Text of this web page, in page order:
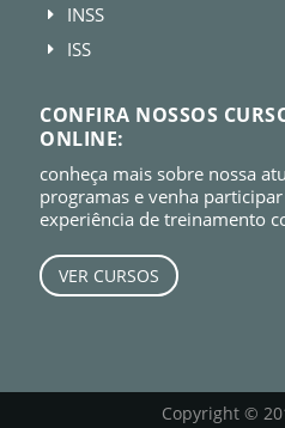
E INSS
E ISS
CONFIRA NOSSOS
ONLINE:
conheça mais sobre nossa
programas e venha
experiência de treinamento
VER CURSOS
Copyright ©